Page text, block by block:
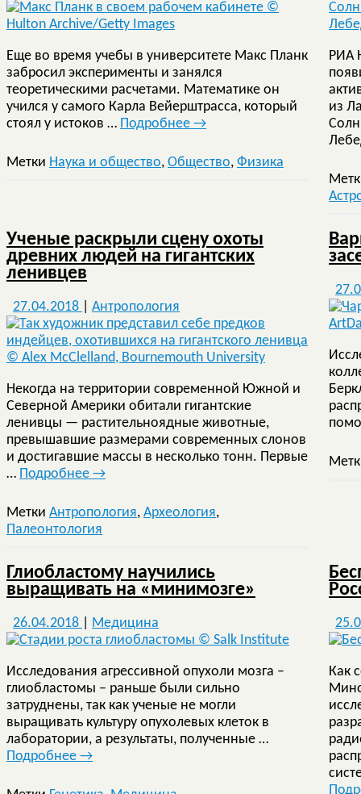
Еще во время учебы в университете Макс Планк
забросил эксперименты и занялся
теоретическими расчетами. Математике он
учился у самого Карла Вейерштрасса, который
стоял у истоков … Подробнее →
Метки Наука и общество, Общество, Физика
РИА
из
Ученые раскрыли сцену охоты
древних людей на гигантских
ленивцев
27.04.2018 Антропология
Некогда на территории современной Южной и
Северной Америки обитали гигантские
ленивцы — растительноядные животные,
превышавшие размерами современных слонов
и достигавшие массы в несколько тонн. Первые
… Подробнее →
Метки Антропология, Археология,
Палеонтология
Глиобластому научились
выращивать на «минимозге»
26.04.2018 Медицина
Исследования агрессивной опухоли мозга –
глиобластомы – раньше были сильно
затруднены, так как ученые не могли
выращивать культуру опухолевых клеток в
лаборатории, а результаты, полученные …
Подробнее →
Как